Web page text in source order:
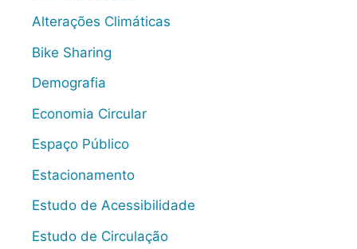
Alterações Climáticas
Bike Sharing
Demografia
Economia Circular
Espaço Público
Estacionamento
Estudo de Acessibilidade
Estudo de Circulação